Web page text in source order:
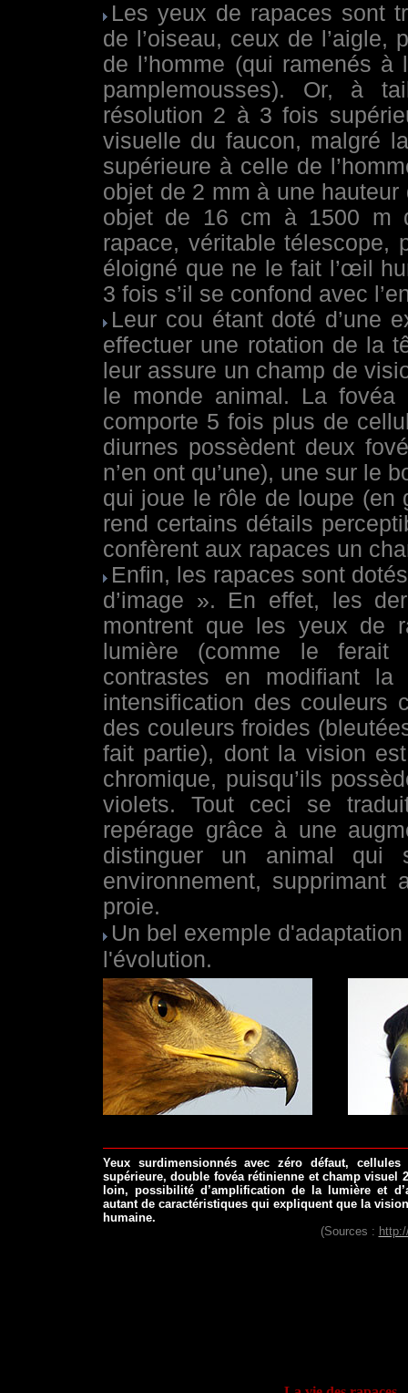
Les yeux de rapaces sont
de l’oiseau, ceux de
de l’homme (qui ramenés
pamplemousses). Or, à
résolution 2 à 3 fois
visuelle du faucon, malgré
supérieure à celle de
objet de 2 mm à une
objet de 16 cm à 1500 m
rapace, véritable
éloigné que ne le fait l’œil
3 fois s’il se confond avec
Leur cou étant doté d’une
effectuer une rotation de la
leur assure un champ de
le monde animal. La fovéa
comporte 5 fois plus de
diurnes possèdent deux
n’en ont qu’une), une sur le
qui joue le rôle de loupe (en
rend certains détails
confèrent aux rapaces un
Enfin, les rapaces sont
d’image ». En effet, les
montrent que les yeux de
lumière (comme le ferait
contrastes en modifiant
intensification des couleurs
des couleurs froides
fait partie), dont la vision
chromique, puisqu’ils
violets. Tout ceci se
repérage grâce à une
distinguer un animal
environnement, supprimant
proie.
Un bel exemple
l'évolution.
Yeux surdimensionnés avec zéro défaut,
supérieure, double fovéa rétinienne et champ
loin, possibilité d’amplification de la lumière et
autant de caractéristiques qui expliquent que la
humaine.
(Sources :